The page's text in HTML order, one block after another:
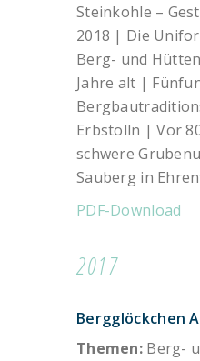
Steinkohle –
2018 | Die
Berg- und
Jahre alt |
Erbstolln | Vor
schwere
Sauberg in
PDF-Download
2017
Bergglöckchen
Themen:Berg-